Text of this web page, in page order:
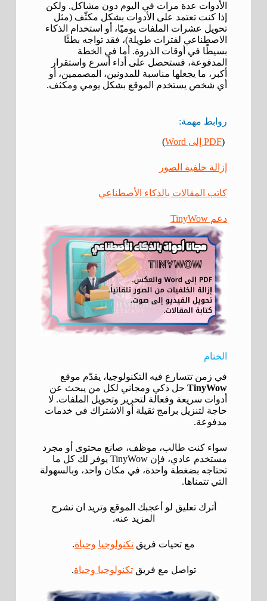
الأدوات عدة مرات في اليوم دون مشاكل. ولكن
إذا كنت تعتمد على الأدوات بشكل مكثّف (مثل
تحويل عشرات الملفات يوميًا، أو استخدام الذكاء
الاصطناعي لفترات طويلة)، فقد تواجه بطئًا
بسيطًا في أوقات الذروة. أما في الخطة
المدفوعة، فستحصل على أداء أسرع واستقرار
أكبر، ما يجعلها مناسبة للمدونين، المصممين، أو
أي شخص يستخدم الموقع بشكل يومي ومكثف.
روابط مهمة:
(PDF إلى Word )
إزالة خلفية الصور
كاتب المقالات بالذكاء الأصطناعي
دعم TinyWow
الختام
في زمن تتسارع فيه التكنولوجيا، يقدّم موقع
TinyWowحل ذكي ومجاني لكل من يبحث عن
أدوات سريعة وفعالة لتحرير وتحويل الملفات. لا
حاجة لتنزيل برامج ثقيلة أو الاشتراك في خدمات
مدفوعة.
سواء كنت طالب، موظف، صانع محتوى أو مجرد
مستخدم عادي، فإن TinyWow يوفر لك كل ما
تحتاجه بضغطة واحدة، في مكان واحد، وبالسهولة
التي تتمناها.
أترك تعليق لو أعجبك الموقع وتريد ان نشرح
المزيد عنه.
مع تحيات فريق تكنولوجيا وحياة.
تواصل مع فريقتكنولوجيا وحياة.